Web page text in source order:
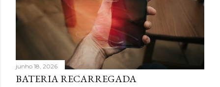
junho 18, 2026
BATERIA RECARREGADA